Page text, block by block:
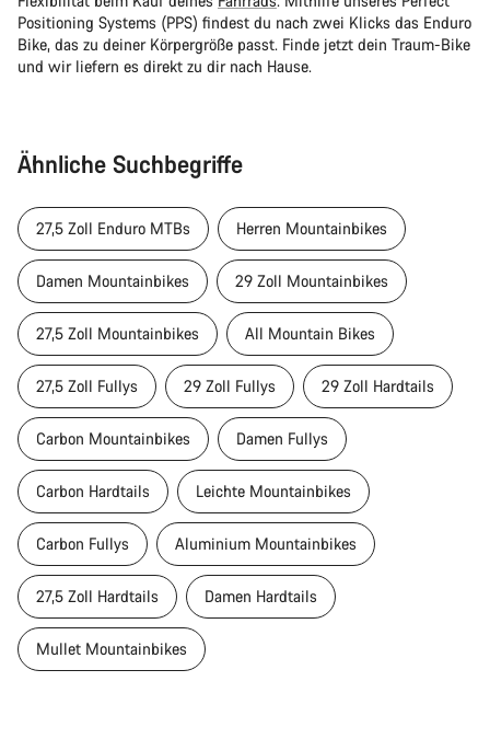
Positioning Systems (PPS) findest du nach zwei Klicks das Enduro
Bike, das zu deiner Körpergröße passt. Finde jetzt dein Traum-Bike
und wir liefern es direkt zu dir nach Hause.
Ähnliche Suchbegriffe
27,5 Zoll Enduro MTBs Herren Mountainbikes
Damen Mountainbikes 29 Zoll Mountainbikes
27,5 Zoll Mountainbikes All Mountain Bikes
27,5 Zoll Fullys 29 Zoll Fullys 29 Zoll Hardtails
Carbon Mountainbikes Damen Fullys
Carbon Hardtails Leichte Mountainbikes
Carbon Fullys Aluminium Mountainbikes
27,5 Zoll Hardtails Damen Hardtails
Mullet Mountainbikes